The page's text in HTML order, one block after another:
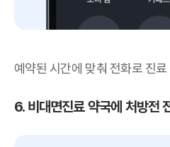
예약된 시간에 맞춰 전화로 진
6. 비대면진료 약국에 처방전